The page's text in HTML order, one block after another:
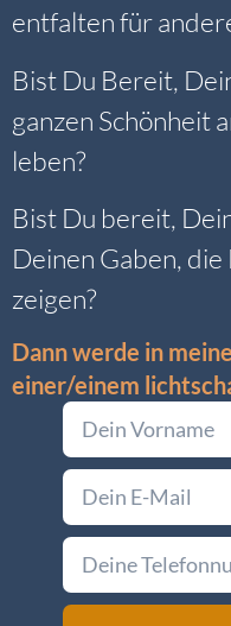
entfalten für
Bist Du Bereit,
ganzen Schönheit
leben?
Bist Du bereit,
Deinen Gaben,
zeigen?
Dann werde in
einer/einem